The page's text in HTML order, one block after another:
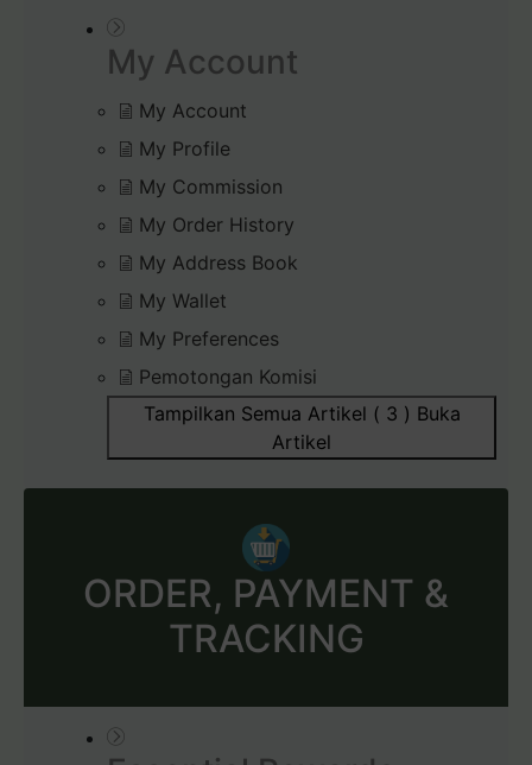
My Account
My Account
My Profile
My Commission
My Order History
My Address Book
My Wallet
My Preferences
Pemotongan Komisi
Tampilkan Semua Artikel ( 3 ) Buka
Artikel
ORDER, PAYMENT &
TRACKING